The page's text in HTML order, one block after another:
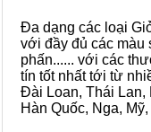
Đa dạng các loại
với đầy đủ các màu
phấn...... với các
tín tốt nhất tới từ
Đài Loan, Thái Lan,
Hàn Quốc, Nga,